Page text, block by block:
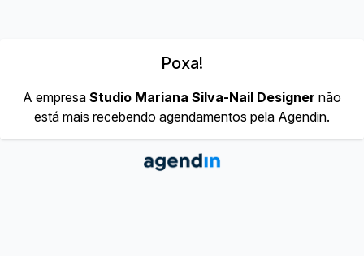
Poxa!
A empresa Studio Mariana Silva-Nail Designer não
está mais recebendo agendamentos pela Agendin.